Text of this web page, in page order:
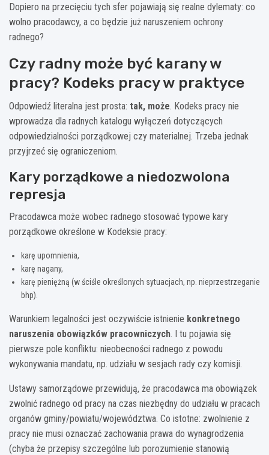
Dopiero na przecięciu tych sfer pojawiają się realne dylematy: co
wolno pracodawcy, a co będzie już naruszeniem ochrony
radnego?
Czy radny może być karany w
pracy? Kodeks pracy w praktyce
Odpowiedź literalna jest prosta: tak, może. Kodeks pracy nie
wprowadza dla radnych katalogu wyłączeń dotyczących
odpowiedzialności porządkowej czy materialnej. Trzeba jednak
przyjrzeć się ograniczeniom.
Kary porządkowe a niedozwolona
represja
Pracodawca może wobec radnego stosować typowe kary
porządkowe określone w Kodeksie pracy:
karę upomnienia,
karę nagany,
karę pieniężną (w ściśle określonych sytuacjach, np. nieprzestrzeganie
bhp).
Warunkiem legalności jest oczywiście istnienie konkretnego
naruszenia obowiązków pracowniczych. I tu pojawia się
pierwsze pole konfliktu: nieobecności radnego z powodu
wykonywania mandatu, np. udziału w sesjach rady czy komisji.
Ustawy samorządowe przewidują, że pracodawca ma obowiązek
zwolnić radnego od pracy na czas niezbędny do udziału w pracach
organów gminy/powiatu/województwa. Co istotne: zwolnienie z
pracy nie musi oznaczać zachowania prawa do wynagrodzenia
(chyba że przepisy szczególne lub porozumienie stanowią